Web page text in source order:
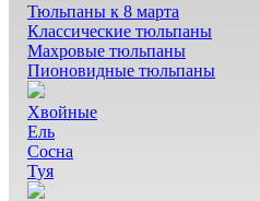
Тюльпаны к 8 марта
Классические тюльпаны
Махровые тюльпаны
Пионовидные тюльпаны
Хвойные
Ель
Сосна
Туя